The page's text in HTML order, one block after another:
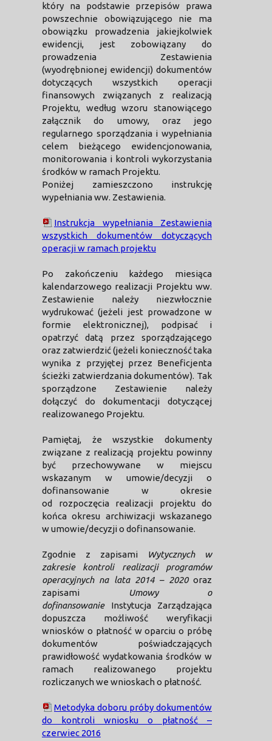
który na podstawie przepisów prawa
powszechnie obowiązującego nie ma
obowiązku prowadzenia jakiejkolwiek
ewidencji, jest zobowiązany do
prowadzenia Zestawienia
(wyodrębnionej ewidencji) dokumentów
dotyczących wszystkich operacji
finansowych związanych z realizacją
Projektu, według wzoru stanowiącego
załącznik do umowy, oraz jego
regularnego sporządzania i wypełniania
celem bieżącego ewidencjonowania,
monitorowania i kontroli wykorzystania
środków w ramach Projektu.
Poniżej zamieszczono instrukcję
wypełniania ww. Zestawienia.
Instrukcja wypełniania Zestawienia
wszystkich dokumentów dotyczących
operacji w ramach projektu
Po zakończeniu każdego miesiąca
kalendarzowego realizacji Projektu ww.
Zestawienie należy niezwłocznie
wydrukować (jeżeli jest prowadzone w
formie elektronicznej), podpisać i
opatrzyć datą przez sporządzającego
oraz zatwierdzić (jeżeli konieczność taka
wynika z przyjętej przez Beneficjenta
ścieżki zatwierdzania dokumentów). Tak
sporządzone Zestawienie należy
dołączyć do dokumentacji dotyczącej
realizowanego Projektu.
Pamiętaj, że wszystkie dokumenty
związane z realizacją projektu powinny
być przechowywane w miejscu
wskazanym w umowie/decyzji o
dofinansowanie w okresie
od rozpoczęcia realizacji projektu do
końca okresu archiwizacji wskazanego
w umowie/decyzji o dofinansowanie.
Zgodnie z zapisami
Wytycznych w
zakresie kontroli realizacji programów
operacyjnych na lata 2014 – 2020oraz
zapisami
Umowy o
dofinansowanieInstytucja Zarządzająca
dopuszcza możliwość weryfikacji
wniosków o płatność w oparciu o próbę
dokumentów poświadczających
prawidłowość wydatkowania środków w
ramach realizowanego projektu
rozliczanych we wnioskach o płatność.
Metodyka doboru próby dokumentów
do kontroli wniosku o płatność –
czerwiec 2016